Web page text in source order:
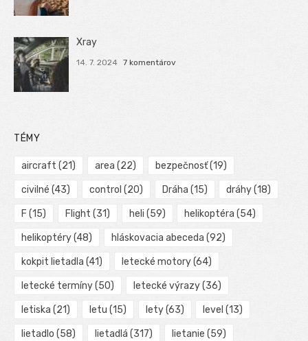
Xray
14. 7. 2024 7 komentárov
TÉMY
aircraft (21) area (22) bezpečnosť(19)
civilné (43) control (20) Dráha (15) dráhy(18)
F (15) Flight (31) heli (59) helikoptéra (54)
helikoptéry(48) hláskovacia abeceda (92)
kokpit lietadla (41) letecké motory(64)
letecké termíny(50) letecké výrazy(36)
letiska (21) letu (15) lety(63) level (13)
lietadlo (58) lietadlá (317) lietanie (59)